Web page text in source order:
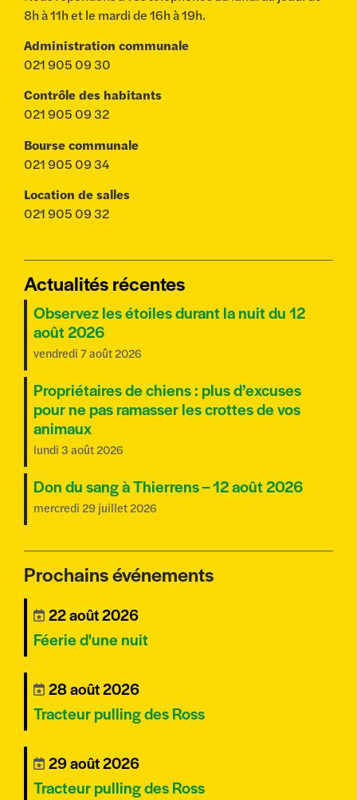
8h à 11h et le mardi de 16h à 19h.
Administration communale
021 905 09 30
Contrôle des habitants
021 905 09 32
Bourse communale
021 905 09 34
Location de salles
021 905 09 32
Actualités récentes
Observez les étoiles durant la nuit du 12
août 2026
vendredi 7 août 2026
Propriétaires de chiens : plus d’excuses
pour ne pas ramasser les crottes de vos
animaux
lundi 3 août 2026
Don du sang à Thierrens – 12 août 2026
mercredi 29 juillet 2026
Prochains événements
22 août 2026
Féerie d'une nuit
28 août 2026
Tracteur pulling des Ross
29 août 2026
Tracteur pulling des Ross